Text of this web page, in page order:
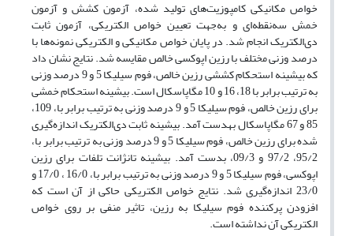
خواص مکانیکی کامپوزیت‌های تولید شده، آزمون کشش و آزمون
خمش سه‌نقطه‌ای و به‌جهت تعیین خواص الکتریکی، آزمون ثابت
دی‌الکتریک انجام شد. در پایان خواص مکانیکی و الکتریکی نمونه‌ها با
درصد وزنی مختلف با رزین اپوکسی خالص مقایسه شد. نتایج نشان داد
که بیشینه استحکام کششی رزین خالص، فوم سیلیکا 5 و 9 درصد وزنی
به ترتیب برابر با 18، 16 و 10 مگاپاسکال است. بیشینه استحکام خمشی
برای رزین خالص، فوم سیلیکا 5 و 9 درصد وزنی به ترتیب برابر با، 109،
85 و 67 مگاپاسکال به­دست آمد. بیشینه ثابت دی‌الکتریک اندازه‌گیری
شده برای رزین خالص، فوم سیلیکا 5 و 9 درصد وزنی به ترتیب برابر با،
95/2، 97/2 و 09/3، بدست آمد. بیشینه تانژانت تلفات برای رزین
اپوکسی، فوم سیلیکا 5 و 9 درصد وزنی به ترتیب برابر با، 16/0 ، 17/0 و
23/0 اندازه‌گیری شد. نتایج خواص الکتریکی حاکی از آن است که
افزودن پرکننده فوم سیلیکا به رزین، تاثیر منفی بر روی خواص
الکتریکی آن نداشته است.